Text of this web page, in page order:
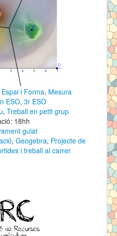
Espai i Forma, Mesura
ESO, 3r ESO
, Treball en petit grup
18hh
guiat
, Geogebra, Projecte de
i treball al carrer